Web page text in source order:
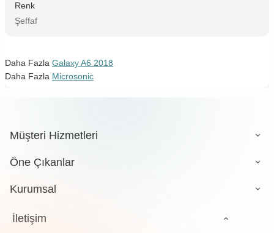
Renk
Şeffaf
Daha Fazla Galaxy A6 2018
Daha Fazla Microsonic
Müşteri Hizmetleri
Öne Çıkanlar
Kurumsal
İletişim